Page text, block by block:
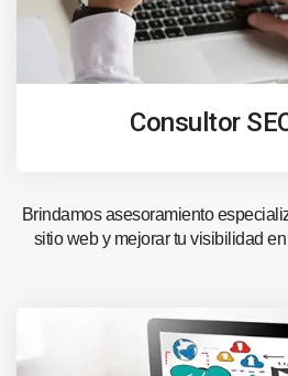
Consultor
Brindamos asesoramiento
sitio web y mejorar tu visibilidad